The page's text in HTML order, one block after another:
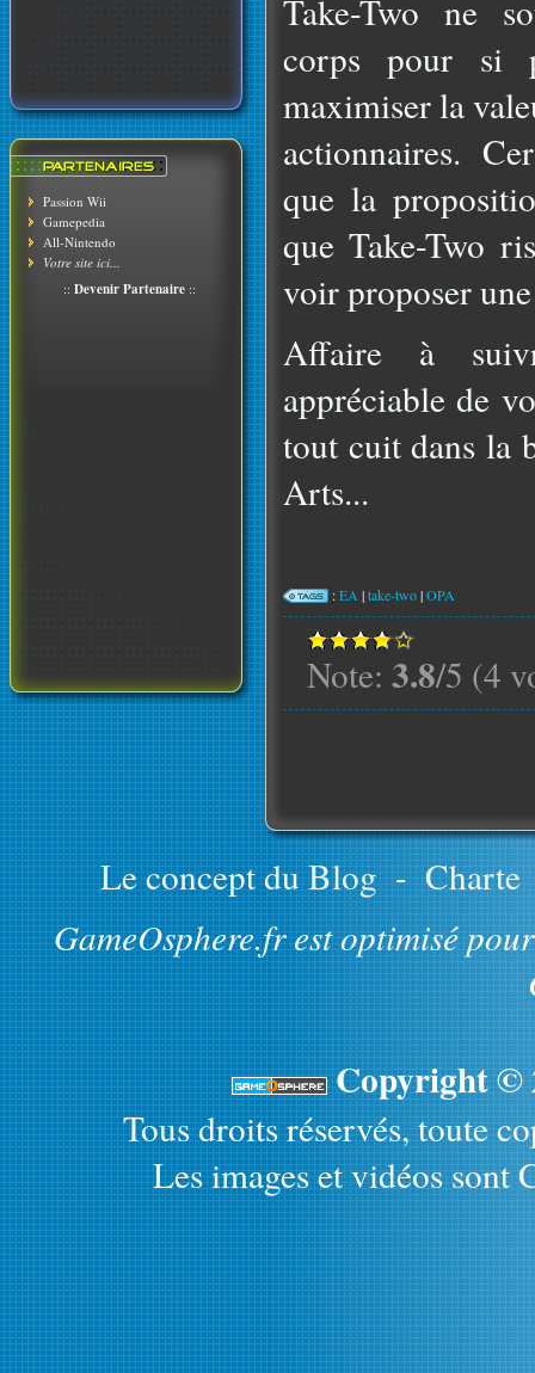
Passion Wii
Gamepedia
All-Nintendo
Votre site ici...
:: Devenir Partenaire ::
Take-Two ne
corps pour si
maximiser la
actionnaires.
que la
que Take-Two
voir proposer
Affaire à
appréciable de
tout cuit dans la
Arts...
:EA |take-two|OPA
Note: 3.8/5 (4
Le concept du Blog - Charte
GameOsphere.fr est optimisé
Copyright ©
Tous droits réservés, toute
Les images et vidéos